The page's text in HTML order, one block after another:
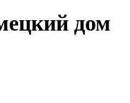
дом